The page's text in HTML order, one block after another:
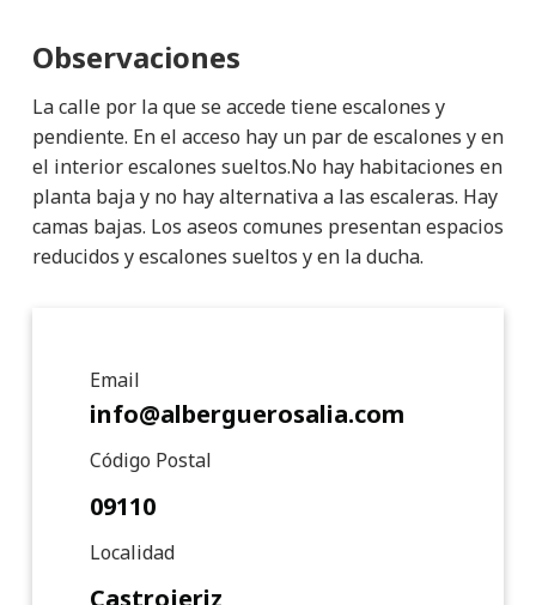
Observaciones
La calle por la que se accede tiene escalones y
pendiente. En el acceso hay un par de escalones y en
el interior escalones sueltos.No hay habitaciones en
planta baja y no hay alternativa a las escaleras. Hay
camas bajas. Los aseos comunes presentan espacios
reducidos y escalones sueltos y en la ducha.
Email
info@alberguerosalia.com
Código Postal
09110
Localidad